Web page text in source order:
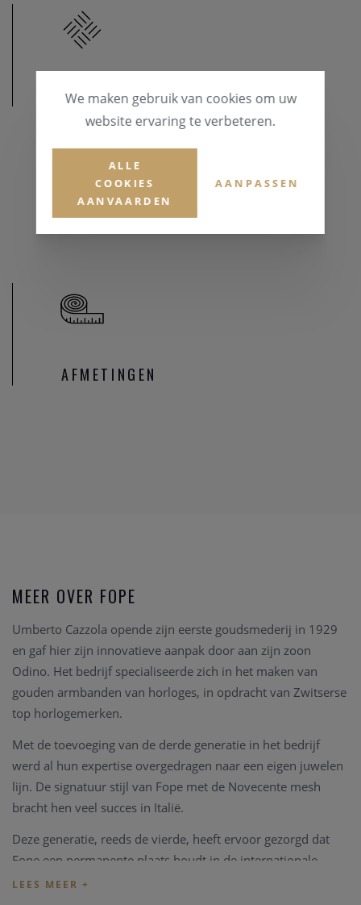
MATERIAAL
Briljant
AFMETINGEN
MEER OVER FOPE
Umberto Cazzola opende zijn eerste goudsmederij in 1929
en gaf hier zijn innovatieve aanpak door aan zijn zoon
Odino. Het bedrijf specialiseerde zich in het maken van
gouden armbanden van horloges, in opdracht van Zwitserse
top horlogemerken.
Met de toevoeging van de derde generatie in het bedrijf
werd al hun expertise overgedragen naar een eigen juwelen
lijn. De signatuur stijl van Fope met de Novecente mesh
bracht hen veel succes in Italië.
Deze generatie, reeds de vierde, heeft ervoor gezorgd dat
Fope een permanente plaats houdt in de internationale
markt van juwelen en er uitspringt als een van de symbolen
We maken gebruik van cookies om uw
website ervaring te verbeteren.
ALLE
COOKIES
AANVAARDEN
AANPASSEN